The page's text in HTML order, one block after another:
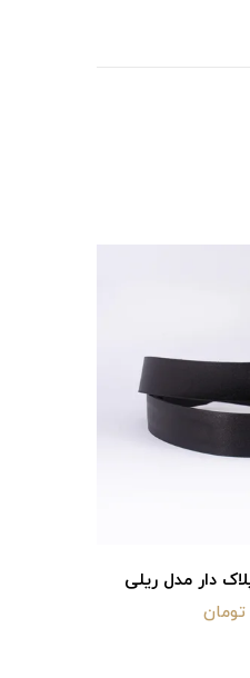
دار مدل ریلی